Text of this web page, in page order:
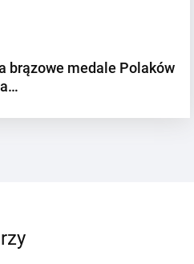
brązowe medale Polaków